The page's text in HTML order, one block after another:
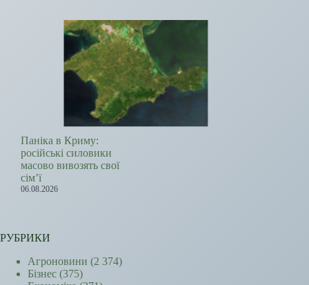
Паніка в Криму:
російські силовики
масово вивозять свої
сім’ї
06.08.2026
РУБРИКИ
Агроновини (2 374)
Бізнес (375)